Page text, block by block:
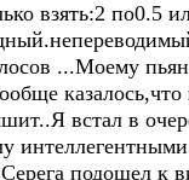
взять:2 по0.5
...Моему
казалось,что
встал в
интеллегентными
подошел к